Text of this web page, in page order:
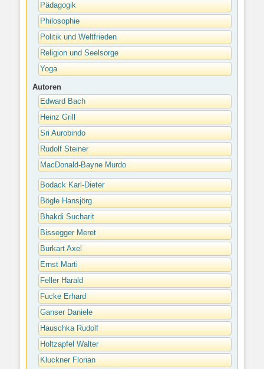
Pädagogik
Philosophie
Politik und Weltfrieden
Religion und Seelsorge
Yoga
Autoren
Edward Bach
Heinz Grill
Sri Aurobindo
Rudolf Steiner
MacDonald-Bayne Murdo
Bodack Karl-Dieter
Bögle Hansjörg
Bhakdi Sucharit
Bissegger Meret
Burkart Axel
Ernst Marti
Feller Harald
Fucke Erhard
Ganser Daniele
Hauschka Rudolf
Holtzapfel Walter
Kluckner Florian